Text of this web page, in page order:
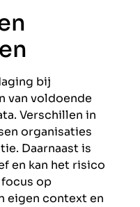
bij
van voldoende
Verschillen in
organisaties
Daarnaast is
en kan het risico
op
eigen context en